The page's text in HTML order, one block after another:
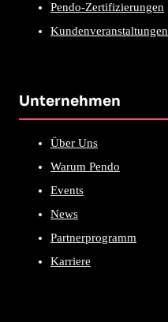
Pendo-Zertifizierungen
Kundenveranstaltungen
Unternehmen
Über Uns
Warum Pendo
Events
News
Partnerprogramm
Karriere